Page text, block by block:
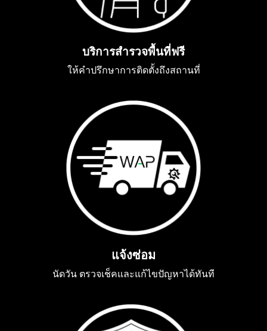
บริการสำรวจพื้นที่ฟรี
ให้คำปรึกษาการติดตั้งถึงสถานที่
แจ้งซ่อม
นัดวัน ตรวจเช็คและแก้ไขปัญหาได้ทันที